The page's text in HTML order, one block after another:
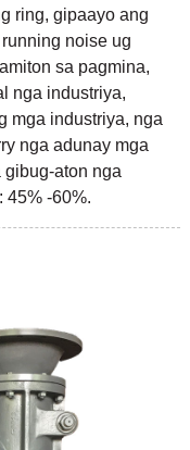
ring, gipaayo ang
noise ug
sa pagmina,
nga industriya,
mga industriya, nga
nga adunay mga
aton nga
45% -60%.